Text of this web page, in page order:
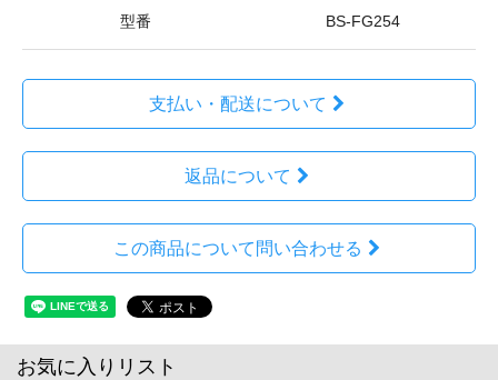
型番 BS-FG254
支払い・配送について
返品について
この商品について問い合わせる
お気に入りリスト